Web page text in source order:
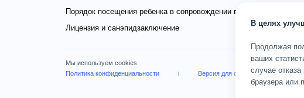
Порядок посещения ребенка в сопровождении взрослого
Лицензия и санэпидзаключение
О
Мы используем cookies
Политика конфиденциальности
Версия для слабовидящих
В целях
Продолжая
ваших
случае
браузера или